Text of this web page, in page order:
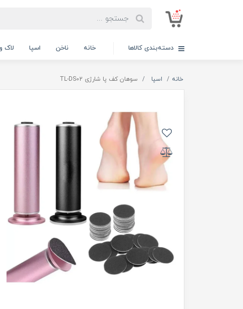
دسته‌بندی کالاها خانه ناخن اسپا لاک
خانه اسپا سوهان کف پا شارژی TL-DS02